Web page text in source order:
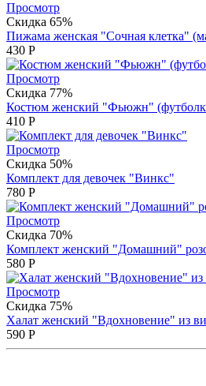
Просмотр
Скидка 65%
Пижама женская "Сочная клетка"
430 Р
Просмотр
Скидка 77%
Костюм женский "Фьюжн"
410 Р
Просмотр
Скидка 50%
Комплект для девочек "Винкс"
780 Р
Просмотр
Скидка 70%
Комплект женский "Домашний"
580 Р
Просмотр
Скидка 75%
Халат женский "Вдохновение" из
590 Р